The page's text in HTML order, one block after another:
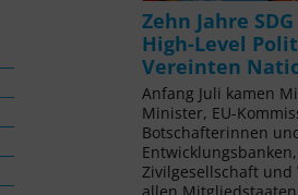
Zehn Jahre
High-Level
Vereinten
Anfang Juli kamen
Minister, EU-
Botschafterinnen
Zivilgesellschaft